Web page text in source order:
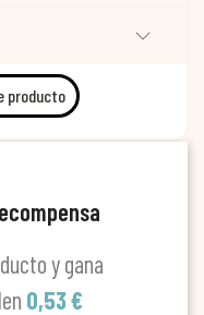
producto
y gana
0,53 €